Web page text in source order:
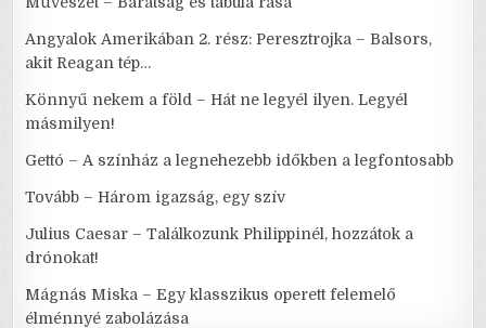
Angyalok Amerikában 2. rész: Peresztrojka – Balsors,
akit Reagan tép…
Könnyű nekem a föld – Hát ne legyél ilyen. Legyél
másmilyen!
Gettó – A színház a legnehezebb időkben a legfontosabb
Tovább – Három igazság, egy szív
Julius Caesar – Találkozunk Philippinél, hozzátok a
drónokat!
Mágnás Miska – Egy klasszikus operett felemelő
élménnyé zabolázása